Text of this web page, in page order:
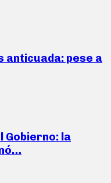
anticuada: pese a
la